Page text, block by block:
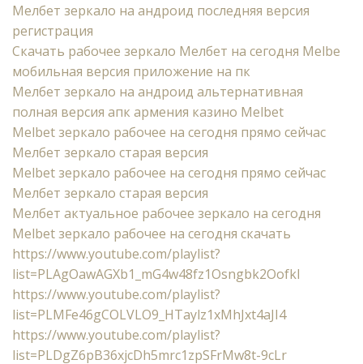
Мелбет зеркало на андроид последняя версия
регистрация
Скачать рабочее зеркало Мелбет на сегодня Melbe
мобильная версия приложение на пк
Мелбет зеркало на андроид альтернативная
полная версия апк армения казино Melbet
Melbet зеркало рабочее на сегодня прямо сейчас
Мелбет зеркало старая версия
Melbet зеркало рабочее на сегодня прямо сейчас
Мелбет зеркало старая версия
Мелбет актуальное рабочее зеркало на сегодня
Melbet зеркало рабочее на сегодня скачать
https://www.youtube.com/playlist?
list=PLAgOawAGXb1_mG4w48fz1Osngbk2Oofkl
https://www.youtube.com/playlist?
list=PLMFe46gCOLVLO9_HTaylz1xMhJxt4aJI4
https://www.youtube.com/playlist?
list=PLDgZ6pB36xjcDh5mrc1zpSFrMw8t-9cLr